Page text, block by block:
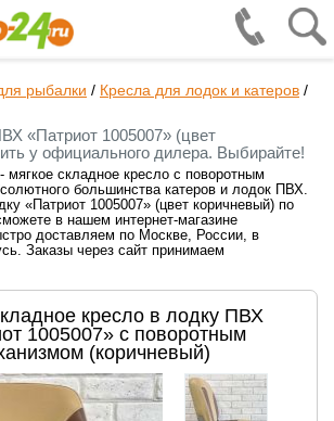
рыбалки / Кресла для лодок и катеров /
«Патриот 1005007» (цвет
у официального дилера. Выбирайте!
мягкое складное кресло с поворотным
большинства катеров и лодок ПВХ.
«Патриот 1005007» (цвет коричневый) по
в нашем интернет-магазине
доставляем по Москве, России, в
Заказы через сайт принимаем
кресло в лодку ПВХ
1005007» с поворотным
(коричневый)